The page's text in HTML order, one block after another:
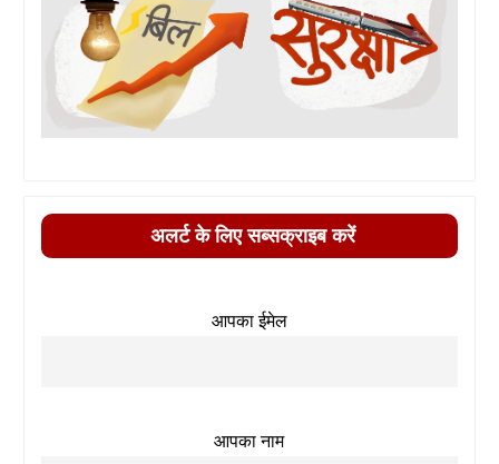
अलर्ट के लिए सब्सक्राइब करें
आपका ईमेल
आपका नाम